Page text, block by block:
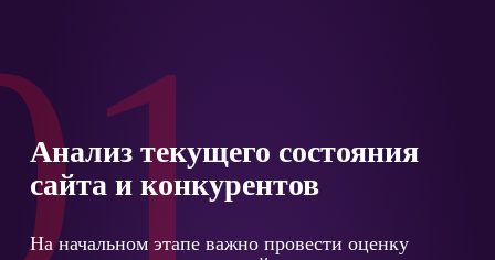
Анализ текущего состояния
сайта и конкурентов
На начальном этапе важно провести оценку